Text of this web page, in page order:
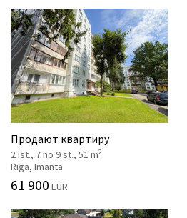
Продают квартиру
2 ist., 7 no 9 st., 51 m2
Rīga, Imanta
61 900 EUR